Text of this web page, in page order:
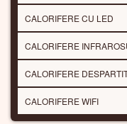
CALORIFERE CU LED
CALORIFERE
CALORIFERE
CALORIFERE WIFI